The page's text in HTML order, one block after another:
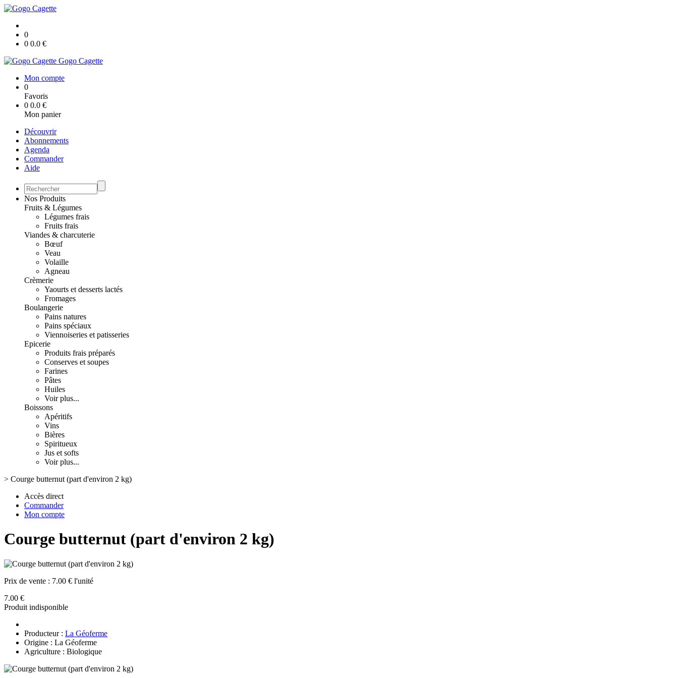
0
0 0.0 €
Gogo Cagette
Mon compte
0
Favoris
0 0.0 €
Mon panier
Découvrir
Abonnements
Agenda
Commander
Aide
Nos Produits
Fruits & Légumes
Légumes frais
Fruits frais
Viandes & charcuterie
Bœuf
Veau
Volaille
Agneau
Crèmerie
Yaourts et desserts lactés
Fromages
Boulangerie
Pains natures
Pains spéciaux
Viennoiseries et patisseries
Epicerie
Produits frais préparés
Conserves et soupes
Farines
Pâtes
Huiles
Voir plus...
Boissons
Apéritifs
Vins
Bières
Spiritueux
Jus et softs
Voir plus...
> Courge butternut (part d'environ 2 kg)
Accès direct
Commander
Mon compte
Courge butternut (part d'environ 2 kg)
Prix de vente : 7.00 € l'unité
7.00 €
Produit indisponible
Producteur : La Géoferme
Origine : La Géoferme
Agriculture : Biologique